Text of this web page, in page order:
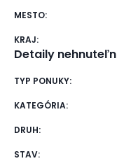
MESTO:
KRAJ:
Detaily
TYP PONUKY:
KATEGÓRIA:
DRUH:
STAV: